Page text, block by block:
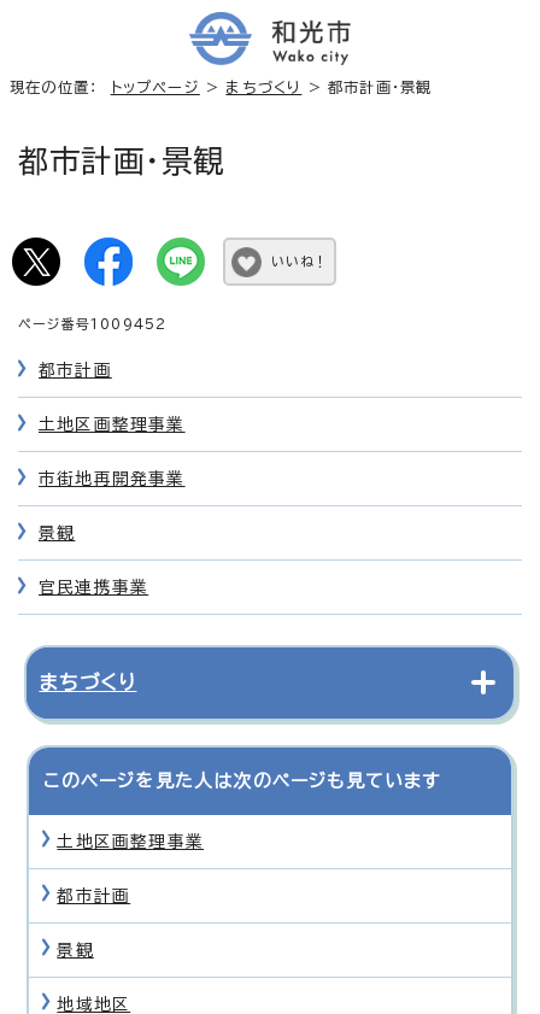
現在の位置： トップページ > まちづくり > 都市計画・景観
都市計画・景観
いいね！
ページ番号1009452
都市計画
土地区画整理事業
市街地再開発事業
景観
官民連携事業
まちづくり
このページを見た人は次のページも見ています
土地区画整理事業
都市計画
景観
地域地区